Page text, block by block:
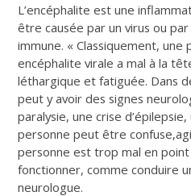
L’encéphalite est une
être causée par un virus ou
immune. « Classiquement, une
encéphalite virale a mal à la
léthargique et fatiguée. Dans
peut y avoir des signes
paralysie, une crise d’épilepsie,
personne peut être
personne est trop mal en
fonctionner, comme conduire
neurologue.